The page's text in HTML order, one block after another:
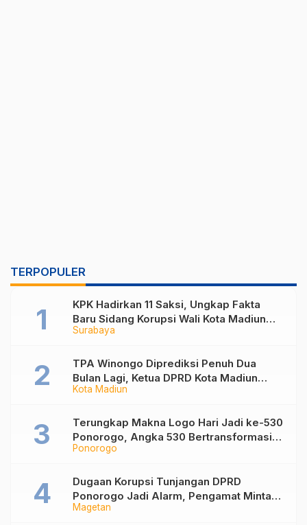
TERPOPULER
Surabaya
KPK Hadirkan 11 Saksi, Ungkap Fakta
Baru Sidang Korupsi Wali Kota Madiun
Nonaktif Maidi
Kota Madiun
TPA Winongo Diprediksi Penuh Dua
Bulan Lagi, Ketua DPRD Kota Madiun
Desak Pemkot Percepat Penanganan
Ponorogo
Terungkap Makna Logo Hari Jadi ke-530
Ponorogo, Angka 530 Bertransformasi
Jadi Sekar Kinanthi
Magetan
Dugaan Korupsi Tunjangan DPRD
Ponorogo Jadi Alarm, Pengamat Minta
Magetan Perkuat Tata Kelola